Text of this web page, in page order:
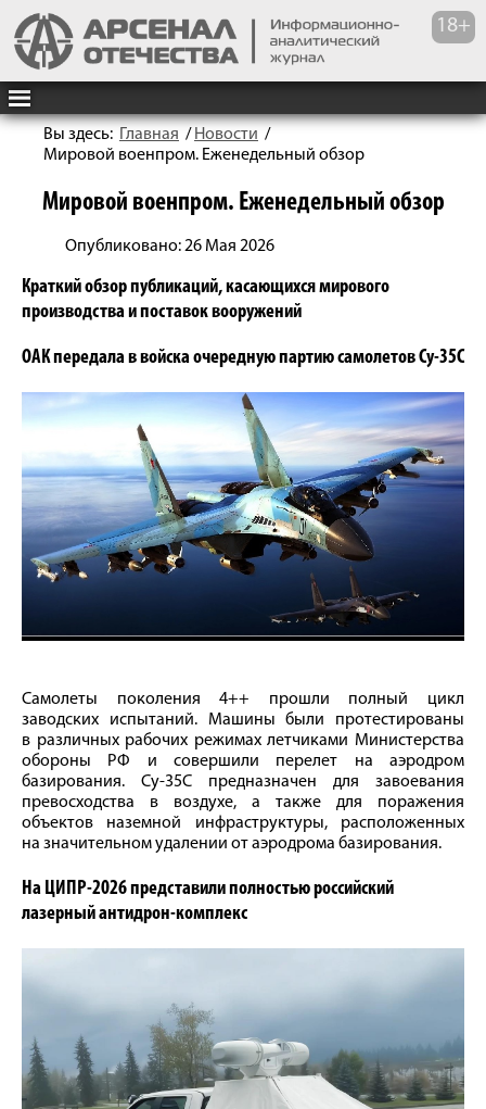
Вы здесь: Главная / Новости /
Мировой военпром. Еженедельный обзор
Мировой военпром. Еженедельный обзор
Опубликовано: 26 Мая 2026
Краткий обзор публикаций, касающихся мирового
производства и поставок вооружений
ОАК передала в войска очередную партию самолетов Су-35С
Самолеты поколения 4++ прошли полный цикл
заводских испытаний. Машины были протестированы
в различных рабочих режимах летчиками Министерства
обороны РФ и совершили перелет на аэродром
базирования. Су-35С предназначен для завоевания
превосходства в воздухе, а также для поражения
объектов наземной инфраструктуры, расположенных
на значительном удалении от аэродрома базирования.
На ЦИПР-2026 представили полностью российский
лазерный антидрон-комплекс